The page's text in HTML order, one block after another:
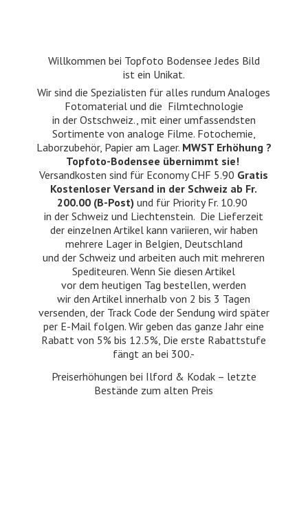
Willkommen bei Topfoto Bodensee Jedes Bild
ist ein Unikat.
Wir sind die Spezialisten für alles rundum Analoges
Fotomaterial und die Filmtechnologie
in der Ostschweiz., mit einer umfassendsten
Sortimente von analoge Filme. Fotochemie,
Laborzubehör, Papier am Lager. MWST Erhöhung ?
Topfoto-Bodensee übernimmt sie!
Versandkosten sind für Economy CHF 5.90 Gratis
Kostenloser Versand in der Schweiz ab Fr.
200.00 (B-Post) und für Priority Fr. 10.90
in der Schweiz und Liechtenstein. Die Lieferzeit
der einzelnen Artikel kann variieren, wir haben
mehrere Lager in Belgien, Deutschland
und der Schweiz und arbeiten auch mit mehreren
Spediteuren. Wenn Sie diesen Artikel
vor dem heutigen Tag bestellen, werden
wir den Artikel innerhalb von 2 bis 3 Tagen
versenden, der Track Code der Sendung wird später
per E-Mail folgen. Wir geben das ganze Jahr eine
Rabatt von 5% bis 12.5%, Die erste Rabattstufe
fängt an bei 300.-
Preiserhöhungen bei Ilford & Kodak – letzte
Bestände zumalten Preis